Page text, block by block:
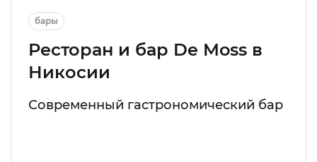
бары
Ресторан и бар De Moss в
Никосии
Современный гастрономический бар